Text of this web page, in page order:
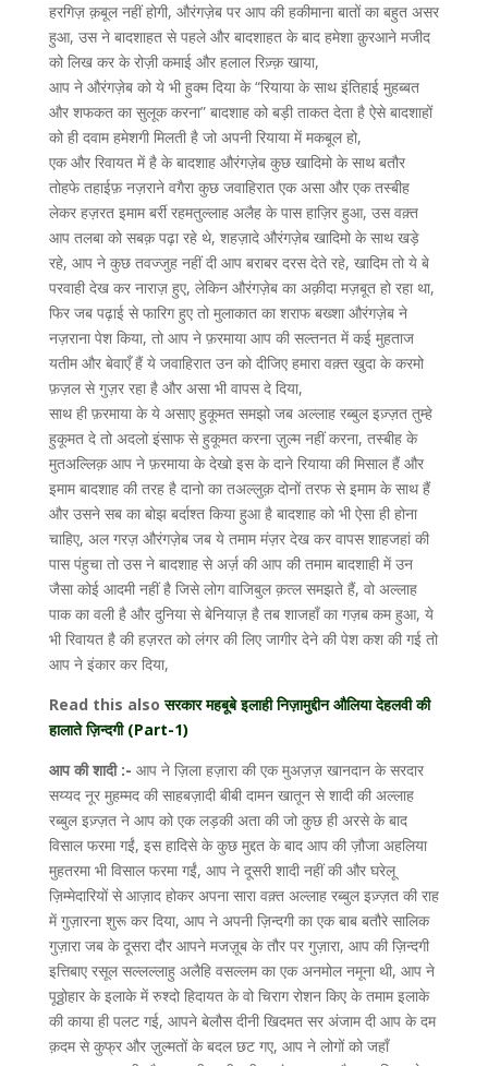
हरगिज़ क़बूल नहीं होगी, औरंगज़ेब पर आप की हकीमाना बातों का बहुत असर
हुआ, उस ने बादशाहत से पहले और बादशाहत के बाद हमेशा क़ुरआने मजीद
को लिख कर के रोज़ी कमाई और हलाल रिज़्क़ खाया,
आप ने औरंगज़ेब को ये भी हुक्म दिया के “रियाया के साथ इंतिहाई मुहब्बत
और शफकत का सुलूक करना” बादशाह को बड़ी ताकत देता है ऐसे बादशाहों
को ही दवाम हमेशगी मिलती है जो अपनी रियाया में मकबूल हो,
एक और रिवायत में है के बादशाह औरंगज़ेब कुछ खादिमो के साथ बतौर
तोहफे तहाईफ़ नज़राने वगैरा कुछ जवाहिरात एक असा और एक तस्बीह
लेकर हज़रत इमाम बर्री रहमतुल्लाह अलैह के पास हाज़िर हुआ, उस वक़्त
आप तलबा को सबक़ पढ़ा रहे थे, शहज़ादे औरंगज़ेब खादिमो के साथ खड़े
रहे, आप ने कुछ तवज्जुह नहीं दी आप बराबर दरस देते रहे, खादिम तो ये बे
परवाही देख कर नाराज़ हुए, लेकिन औरंगज़ेब का अक़ीदा मज़बूत हो रहा था,
फिर जब पढ़ाई से फारिग हुए तो मुलाकात का शराफ बख्शा औरंगज़ेब ने
नज़राना पेश किया, तो आप ने फ़रमाया आप की सल्तनत में कई मुहताज
यतीम और बेवाएँ हैं ये जवाहिरात उन को दीजिए हमारा वक़्त खुदा के करमो
फ़ज़ल से गुज़र रहा है और असा भी वापस दे दिया,
साथ ही फ़रमाया के ये असाए हुकूमत समझो जब अल्लाह रब्बुल इज़्ज़त तुम्हे
हुकूमत दे तो अदलो इंसाफ से हुकूमत करना ज़ुल्म नहीं करना, तस्बीह के
मुतअल्लिक़ आप ने फ़रमाया के देखो इस के दाने रियाया की मिसाल हैं और
इमाम बादशाह की तरह है दानो का तअल्लुक़ दोनों तरफ से इमाम के साथ हैं
और उसने सब का बोझ बर्दाश्त किया हुआ है बादशाह को भी ऐसा ही होना
चाहिए, अल गरज़ औरंगज़ेब जब ये तमाम मंज़र देख कर वापस शाहजहां की
पास पंहुचा तो उस ने बादशाह से अर्ज़ की आप की तमाम बादशाही में उन
जैसा कोई आदमी नहीं है जिसे लोग वाजिबुल क़त्ल समझते हैं, वो अल्लाह
पाक का वली है और दुनिया से बेनियाज़ है तब शाजहाँ का गज़ब कम हुआ, ये
भी रिवायत है की हज़रत को लंगर की लिए जागीर देने की पेश कश की गई तो
आप ने इंकार कर दिया,
Read this also सरकार महबूबे इलाही निज़ामुद्दीन औलिया देहलवी की
हालाते ज़िन्दगी (Part-1)
आप की शादी :- आप ने ज़िला हज़ारा की एक मुअज़ज़ खानदान के सरदार
सय्यद नूर मुहम्मद की साहबज़ादी बीबी दामन खातून से शादी की अल्लाह
रब्बुल इज़्ज़त ने आप को एक लड़की अता की जो कुछ ही अरसे के बाद
विसाल फरमा गईं, इस हादिसे के कुछ मुद्दत के बाद आप की ज़ौजा अहलिया
मुहतरमा भी विसाल फरमा गईं, आप ने दूसरी शादी नहीं की और घरेलू
ज़िम्मेदारियों से आज़ाद होकर अपना सारा वक़्त अल्लाह रब्बुल इज़्ज़त की राह
में गुज़ारना शुरू कर दिया, आप ने अपनी ज़िन्दगी का एक बाब बतौरे सालिक
गुज़ारा जब के दूसरा दौर आपने मजज़ूब के तौर पर गुज़ारा, आप की ज़िन्दगी
इत्तिबाए रसूल सल्लल्लाहु अलैहि वसल्लम का एक अनमोल नमूना थी, आप ने
पूठ्ठोहार के इलाके में रुश्दो हिदायत के वो चिराग रोशन किए के तमाम इलाके
की काया ही पलट गई, आपने बेलौस दीनी खिदमत सर अंजाम दी आप के दम
क़दम से कुफ्र और ज़ुल्मतों के बदल छट गए, आप ने लोगों को जहाँ